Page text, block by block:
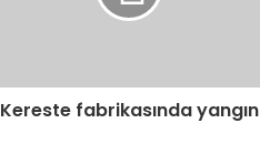
Kereste fabrikasında yangın